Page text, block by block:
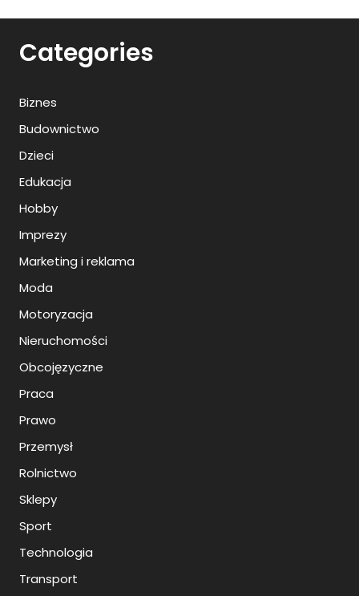
Categories
Biznes
Budownictwo
Dzieci
Edukacja
Hobby
Imprezy
Marketing i reklama
Moda
Motoryzacja
Nieruchomości
Obcojęzyczne
Praca
Prawo
Przemysł
Rolnictwo
Sklepy
Sport
Technologia
Transport